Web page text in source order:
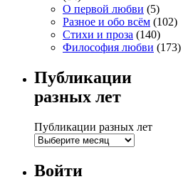
О первой любви (5)
Разное и обо всём (102)
Стихи и проза (140)
Философия любви (173)
Публикации
разных лет
Публикации разных лет
Войти